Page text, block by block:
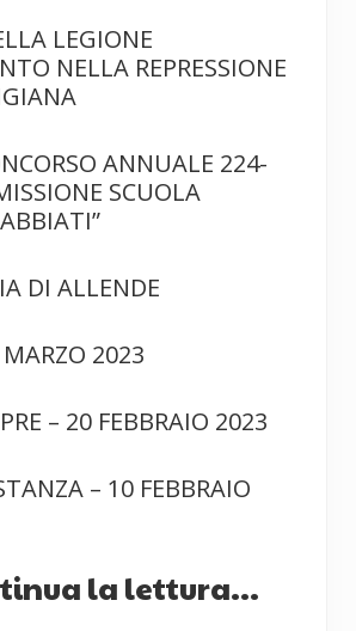
LEGIONE
NELLA REPRESSIONE
ANNUALE 224-
SCUOLA
DI ALLENDE
2023
– 20 FEBBRAIO 2023
– 10 FEBBRAIO
la lettura...